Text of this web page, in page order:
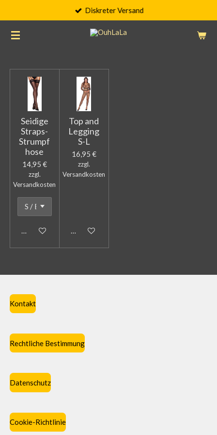
springen
Diskreter Versand
Seidige
Straps-
Strumpf
hose
14,95 €
zzgl.
Versandkosten
In den Warenkorb
Top and
Legging
S-L
16,95 €
zzgl.
Versandkosten
In den Warenkorb
Kontakt
Rechtliche Bestimmung
Datenschutz
Cookie-Richtlinie